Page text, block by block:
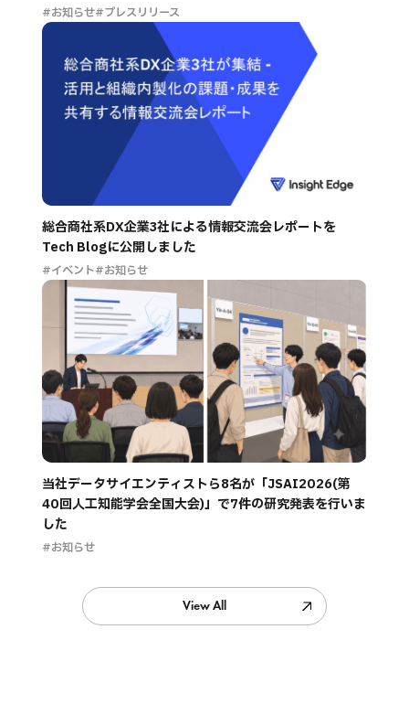
#お知らせ#プレスリリース
総合商社系DX企業3社による情報交流会レポートを
Tech Blogに公開しました
#イベント#お知らせ
当社データサイエンティストら8名が「JSAI2026(第
40回人工知能学会全国大会)」で7件の研究発表を行いま
した
#お知らせ
View All